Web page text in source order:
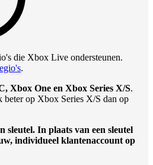
die Xbox Live ondersteunen.
.
Xbox One en Xbox Series X/S.
beter op Xbox Series X/S dan op
sleutel. In plaats van een sleutel
individueel klantenaccount op